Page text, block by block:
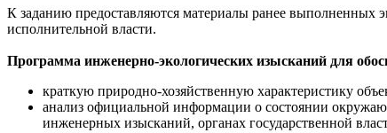
К заданию предоставляются материалы ранее выполненных
исполнительной власти.
Программа инженерно-экологических изысканий для
краткую природно-хозяйственную характеристику
анализ официальной информации о состоянии
инженерных изысканий, органах государственной